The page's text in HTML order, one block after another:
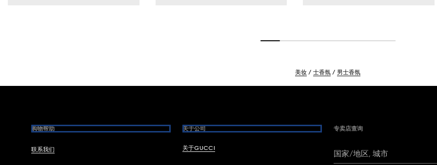
美妆 士香氛 男士香氛
购物帮助
联系我们
关于公司
关于GUCCI
专卖店查询
国家/地区, 城市